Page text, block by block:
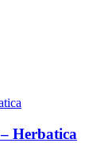
Herbatica